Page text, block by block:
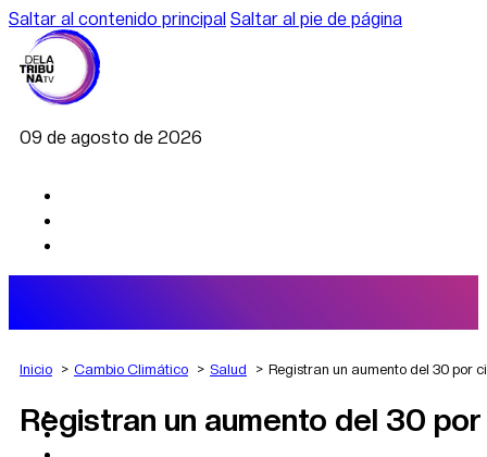
Saltar al contenido principal Saltar al pie de página
09 de agosto de 2026
AGRO
DEPORTES
Inicio Cambio Climático Salud Registran un aumento del 30 por
Registran un aumento del 30